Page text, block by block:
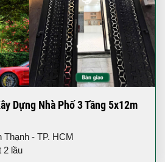
Dựng Nhà Phố 3 Tầng 5x12m
- TP. HCM
2 lầu